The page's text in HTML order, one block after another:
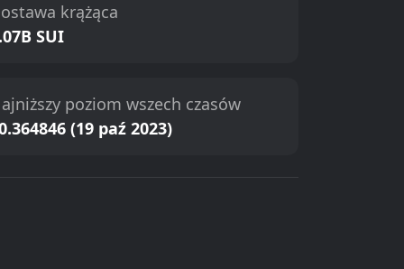
krążąca
SUI
poziom wszech czasów
(19 paź 2023)